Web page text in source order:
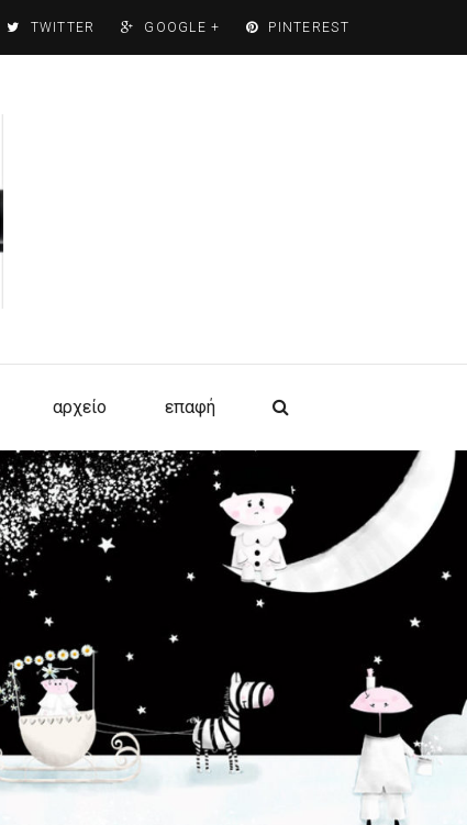
TWITTER GOOGLE + PINTEREST
αρχείο επαφή
άρθρα/tips για Κειμενογράφους
Τόλμα να φτιάξεις ομάδα Kριτών
των κειμένων σου!
Sep 22, 2017